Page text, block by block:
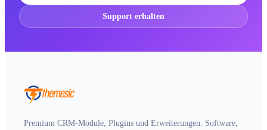
Support erhalten
Premium CRM-Module, Plugins und Erweiterungen. Software,